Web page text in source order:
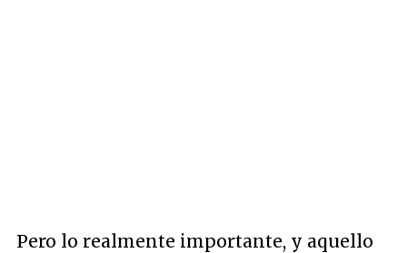
Pero lo realmente importante, y aquello